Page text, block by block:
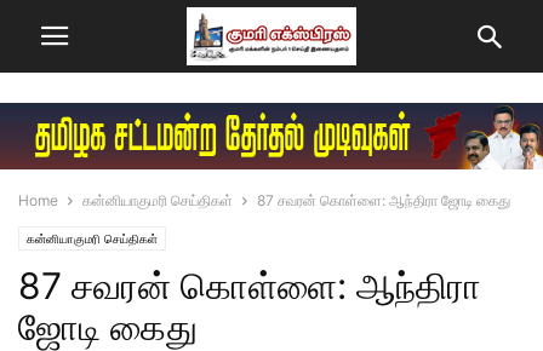
Home கன்னியாகுமரி செய்திகள் 87 சவரன் கொள்ளை: ஆந்திரா ஜோடி கைது
கன்னியாகுமரி செய்திகள்
87 சவரன் கொள்ளை: ஆந்திரா
ஜோடி கைது